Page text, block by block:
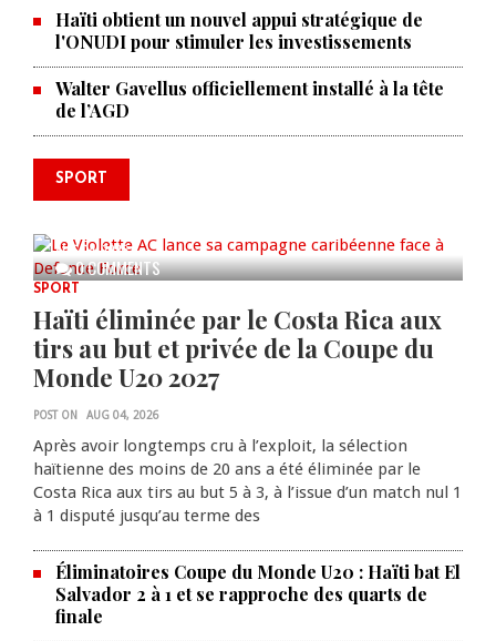
Haïti obtient un nouvel appui stratégique de
l'ONUDI pour stimuler les investissements
Walter Gavellus officiellement installé à la tête
de l’AGD
SPORT
0 COMMENTS
Le Violette AC lance sa campagne
AUG 04, 2026
SPORT
Haïti éliminée par le Costa Rica aux
tirs au but et privée de la Coupe du
Monde U20 2027
POST ON AUG 04, 2026
Après avoir longtemps cru à l’exploit, la sélection
haïtienne des moins de 20 ans a été éliminée par le
Costa Rica aux tirs au but 5 à 3, à l’issue d’un match nul 1
à 1 disputé jusqu’au terme des
Éliminatoires Coupe du Monde U20 : Haïti bat El
Salvador 2 à 1 et se rapproche des quarts de
finale